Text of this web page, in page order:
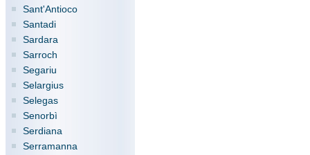
Sant'Antioco
Santadi
Sardara
Sarroch
Segariu
Selargius
Selegas
Senorbì
Serdiana
Serramanna